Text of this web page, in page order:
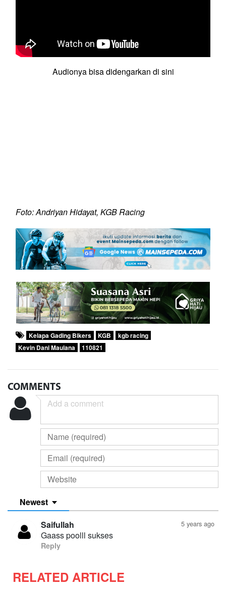
Audionya bisa didengarkan di sini
Foto: Andriyan Hidayat, KGB Racing
Kelapa Gading Bikers KGB
kgb racing
Kevin Dani Maulana
110821
COMMENTS
Newest
5 years ago
Saifullah
Gaass poolll sukses
Reply
RELATED ARTICLE